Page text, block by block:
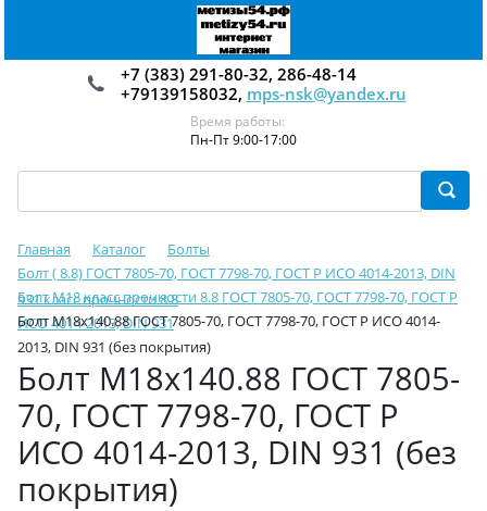
+7 (383) 291-80-32, 286-48-14
+79139158032, mps-nsk@yandex.ru
Время работы:
Пн-Пт 9:00-17:00
Главная Каталог
Болты
Болт ( 8.8) ГОСТ 7805-70, ГОСТ 7798-70, ГОСТ Р ИСО 4014-2013, DIN
931 класс прочности 8.8
Болт М18 класс прочности 8.8 ГОСТ 7805-70, ГОСТ 7798-70, ГОСТ Р
ИСО 4014-2013, DIN 931
Болт М18х140.88 ГОСТ 7805-70, ГОСТ 7798-70, ГОСТ Р ИСО 4014-
2013, DIN 931 (без покрытия)
Болт М18х140.88 ГОСТ 7805-
70, ГОСТ 7798-70, ГОСТ Р
ИСО 4014-2013, DIN 931 (без
покрытия)